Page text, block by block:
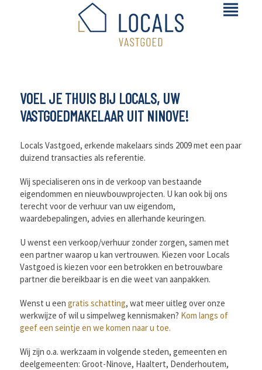
VOEL JE THUIS BIJ LOCALS, UW
VASTGOEDMAKELAAR UIT NINOVE!
Locals Vastgoed, erkende makelaars sinds 2009 met een paar
duizend transacties als referentie.
Wij specialiseren ons in de verkoop van bestaande
eigendommen en nieuwbouwprojecten. U kan ook bij ons
terecht voor de verhuur van uw eigendom,
waardebepalingen, advies en allerhande keuringen.
U wenst een verkoop/verhuur zonder zorgen, samen met
een partner waarop u kan vertrouwen. Kiezen voor Locals
Vastgoed is kiezen voor een betrokken en betrouwbare
partner die bereikbaar is en die weet van aanpakken.
Wenst u een gratis schatting, wat meer uitleg over onze
werkwijze of wil u simpelweg kennismaken? Kom langs of
geef een seintje en we komen naar u toe.
Wij zijn o.a. werkzaam in volgende steden, gemeenten en
deelgemeenten: Groot-Ninove, Haaltert, Denderhoutem,